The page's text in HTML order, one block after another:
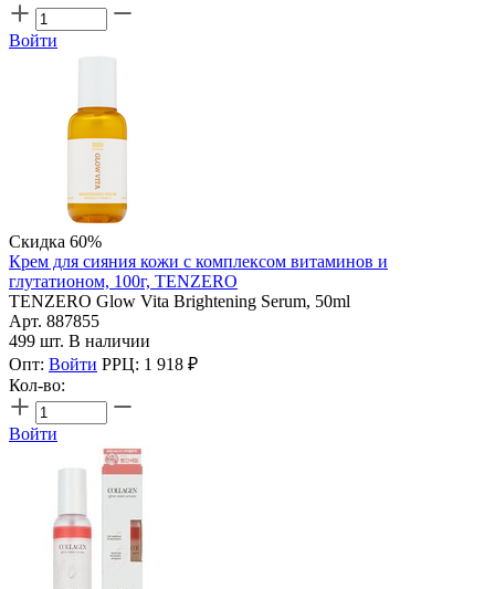
Войти
Скидка 60%
Крем для сияния кожи с комплексом витаминов и
глутатионом, 100г, TENZERO
TENZERO Glow Vita Brightening Serum, 50ml
Арт. 887855
499 шт. В наличии
Опт: Войти РРЦ: 1 918 ₽
Кол-во:
Войти